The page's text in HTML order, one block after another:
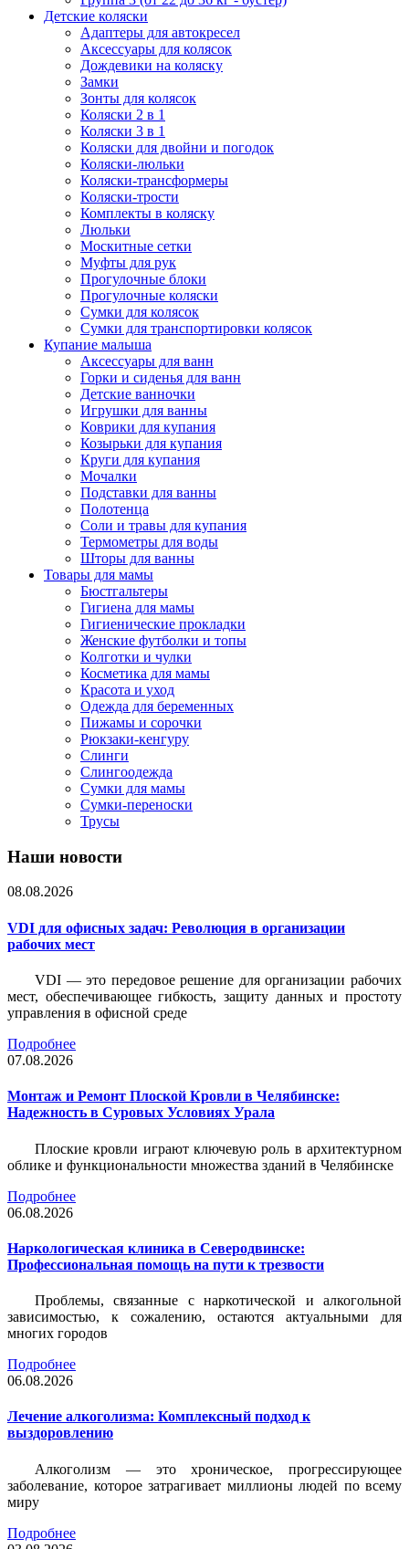
Детские коляски
Адаптеры для автокресел
Аксессуары для колясок
Дождевики на коляску
Замки
Зонты для колясок
Коляски 2 в 1
Коляски 3 в 1
Коляски для двойни и погодок
Коляски-люльки
Коляски-трансформеры
Коляски-трости
Комплекты в коляску
Люльки
Москитные сетки
Муфты для рук
Прогулочные блоки
Прогулочные коляски
Сумки для колясок
Сумки для транспортировки колясок
Купание малыша
Аксессуары для ванн
Горки и сиденья для ванн
Детские ванночки
Игрушки для ванны
Коврики для купания
Козырьки для купания
Круги для купания
Мочалки
Подставки для ванны
Полотенца
Соли и травы для купания
Термометры для воды
Шторы для ванны
Товары для мамы
Бюстгальтеры
Гигиена для мамы
Гигиенические прокладки
Женские футболки и топы
Колготки и чулки
Косметика для мамы
Красота и уход
Одежда для беременных
Пижамы и сорочки
Рюкзаки-кенгуру
Слинги
Слингоодежда
Сумки для мамы
Сумки-переноски
Трусы
Наши новости
08.08.2026
VDI для офисных задач: Революция в организации
рабочих мест
VDI — это передовое решение для организации рабочих
мест, обеспечивающее гибкость, защиту данных и простоту
управления в офисной среде
Подробнее
07.08.2026
Монтаж и Ремонт Плоской Кровли в Челябинске:
Надежность в Суровых Условиях Урала
Плоские кровли играют ключевую роль в архитектурном
облике и функциональности множества зданий в Челябинске
Подробнее
06.08.2026
Наркологическая клиника в Северодвинске:
Профессиональная помощь на пути к трезвости
Проблемы, связанные с наркотической и алкогольной
зависимостью, к сожалению, остаются актуальными для
многих городов
Подробнее
06.08.2026
Лечение алкоголизма: Комплексный подход к
выздоровлению
Алкоголизм — это хроническое, прогрессирующее
заболевание, которое затрагивает миллионы людей по всему
миру
Подробнее